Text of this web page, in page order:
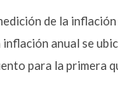
de la
anual se
para la primera